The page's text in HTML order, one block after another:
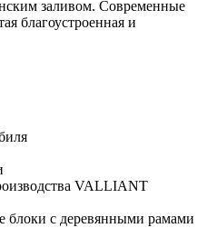
заливом. Современные
благоустроенная и
VALLIANT
с деревянными рамами